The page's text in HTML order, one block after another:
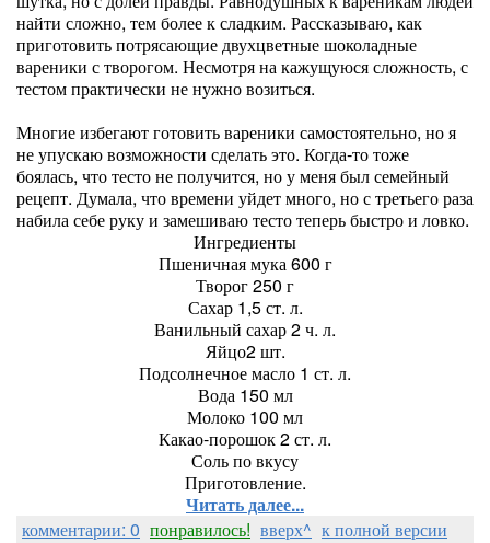
найти сложно, тем более к сладким. Рассказываю, как
приготовить потрясающие двухцветные шоколадные
вареники с творогом. Несмотря на кажущуюся сложность, с
тестом практически не нужно возиться.
Многие избегают готовить вареники самостоятельно, но я
не упускаю возможности сделать это. Когда-то тоже
боялась, что тесто не получится, но у меня был семейный
рецепт. Думала, что времени уйдет много, но с третьего раза
набила себе руку и замешиваю тесто теперь быстро и ловко.
Ингредиенты
Пшеничная мука 600 г
Творог 250 г
Сахар 1,5 ст. л.
Ванильный сахар 2 ч. л.
Яйцо2 шт.
Подсолнечное масло 1 ст. л.
Вода 150 мл
Молоко 100 мл
Какао-порошок 2 ст. л.
Соль по вкусу
Приготовление.
Читать далее...
комментарии: 0 понравилось! вверх^ к полной версии